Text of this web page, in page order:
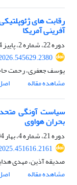
رقابت های
آفرینی آمریکا
دوره 22، شماره 2، پاییز 1404، صفحه
یوسف جعفری، رحمت
مشاهده مقاله
سیاست آونگی
بحران هواوی
دوره 21، شماره 4، بهار 1404، صفحه
صدیقه آذین، مهدی
مشاهده مقاله